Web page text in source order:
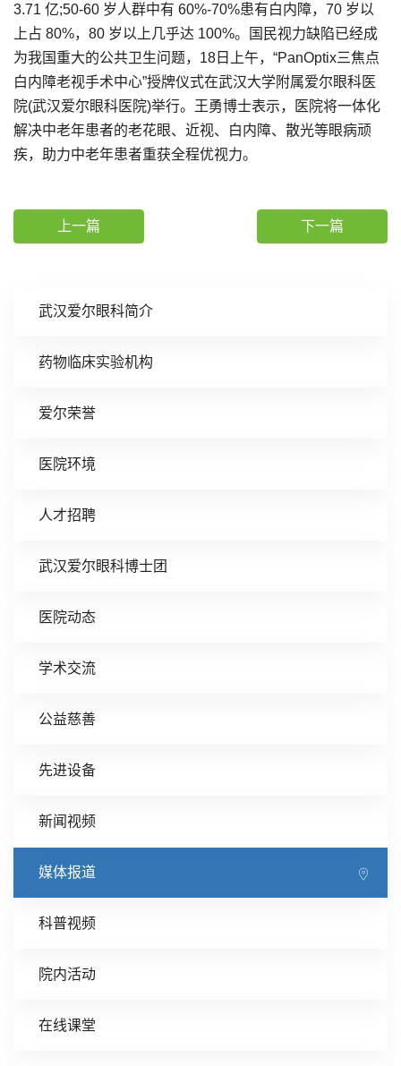
武汉爱尔眼科简介
药物临床实验机构
爱尔荣誉
医院环境
人才招聘
武汉爱尔眼科博士团
医院动态
学术交流
公益慈善
先进设备
新闻视频
媒体报道
科普视频
院内活动
在线课堂
3.71 亿;50-60 岁人群中有 60%-70%患有白内障，70 岁以
上占 80%，80 岁以上几乎达 100%。国民视力缺陷已经成
为我国重大的公共卫生问题，18日上午，“PanOptix三焦点
白内障老视手术中心”授牌仪式在武汉大学附属爱尔眼科医
院(武汉爱尔眼科医院)举行。王勇博士表示，医院将一体化
解决中老年患者的老花眼、近视、白内障、散光等眼病顽
疾，助力中老年患者重获全程优视力。
上一篇 下一篇